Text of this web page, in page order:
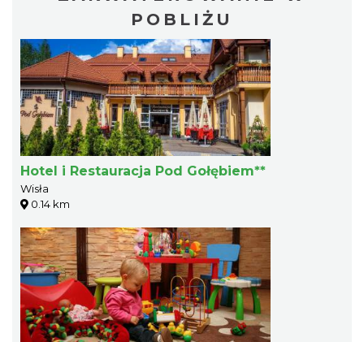
POBLIŻU
Hotel i Restauracja Pod Gołębiem**
Wisła
0.14 km